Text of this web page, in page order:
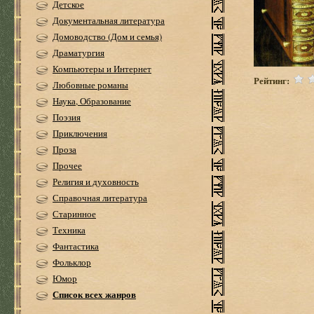
Детское
Документальная литература
Домоводство (Дом и семья)
Драматургия
Компьютеры и Интернет
Любовные романы
Наука, Образование
Поэзия
Приключения
Проза
Прочее
Религия и духовность
Справочная литература
Старинное
Техника
Фантастика
Фольклор
Юмор
Список всех жанров
Рейтинг: